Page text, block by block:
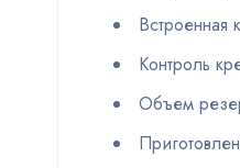
Встроенная
Контроль
Объем